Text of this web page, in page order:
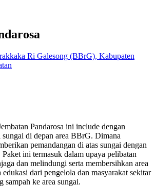
Ri Galesong (BBrG), Kabupaten
Pandarosa ini include dengan
di depan area BBrG. Dimana
pemandangan di atas sungai dengan
ini termasuk dalam upaya pelibatan
dan melindungi serta membersihkan area
edukasi dari pengelola dan masyarakat sekitar
sampah ke area sungai.